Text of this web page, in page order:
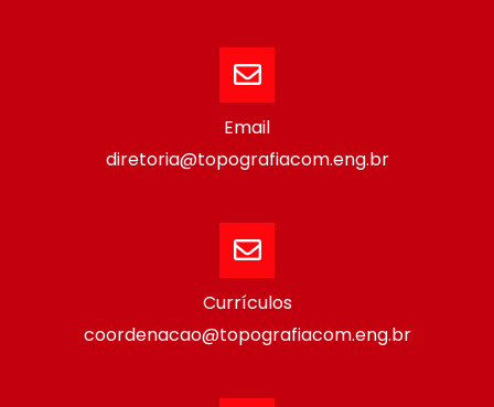
Email
diretoria@topografiacom.eng.br
Currículos
coordenacao@topografiacom.eng.br